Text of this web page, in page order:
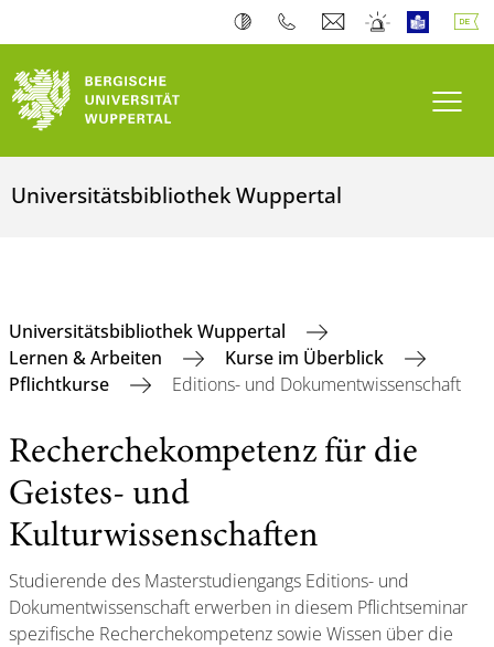
Universitätsbibliothek Wuppertal
Universitätsbibliothek Wuppertal
Lernen & Arbeiten
Kurse im Überblick
Pflichtkurse
Editions- und Dokumentwissenschaft
Recherchekompetenz für die
Geistes- und
Kulturwissenschaften
Studierende des Masterstudiengangs Editions- und
Dokumentwissenschaft erwerben in diesem Pflichtseminar
spezifische Recherchekompetenz sowie Wissen über die